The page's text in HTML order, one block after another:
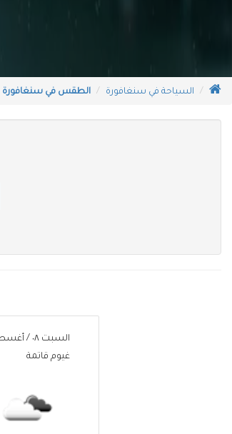
السياحة في سنغافورة الطقس في سنغافورة
السبت ٠٨ / أغسطس / ٢٠٢٦
غيوم قاتمة